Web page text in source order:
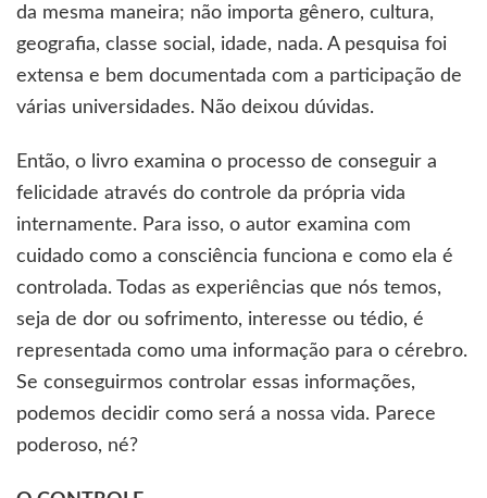
da mesma maneira; não importa gênero, cultura,
geografia, classe social, idade, nada. A pesquisa foi
extensa e bem documentada com a participação de
várias universidades. Não deixou dúvidas.
Então, o livro examina o processo de conseguir a
felicidade através do controle da própria vida
internamente. Para isso, o autor examina com
cuidado como a consciência funciona e como ela é
controlada. Todas as experiências que nós temos,
seja de dor ou sofrimento, interesse ou tédio, é
representada como uma informação para o cérebro.
Se conseguirmos controlar essas informações,
podemos decidir como será a nossa vida. Parece
poderoso, né?